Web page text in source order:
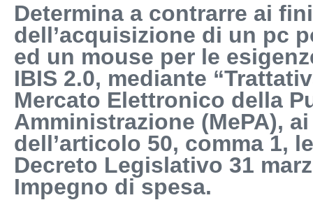
Determina a contrarre ai fini
dell’acquisizione di un pc
ed un mouse per le
IBIS 2.0, mediante
Mercato Elettronico della
Amministrazione (MePA),
dell’articolo 50, comma 1,
Decreto Legislativo 31
Impegno di spesa.